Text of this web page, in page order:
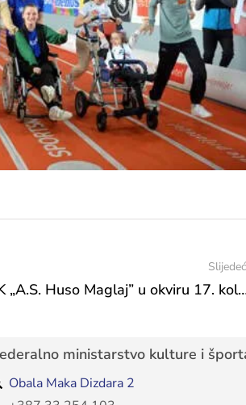
Pobjedom nad ekipom IOK „A.S. Huso Maglaj” u okviru 17. kola Premijer lige Bosne i Hercegovine rezultatom 3:0,
ministarstvo kulture i
Obala Maka Dizdara 2